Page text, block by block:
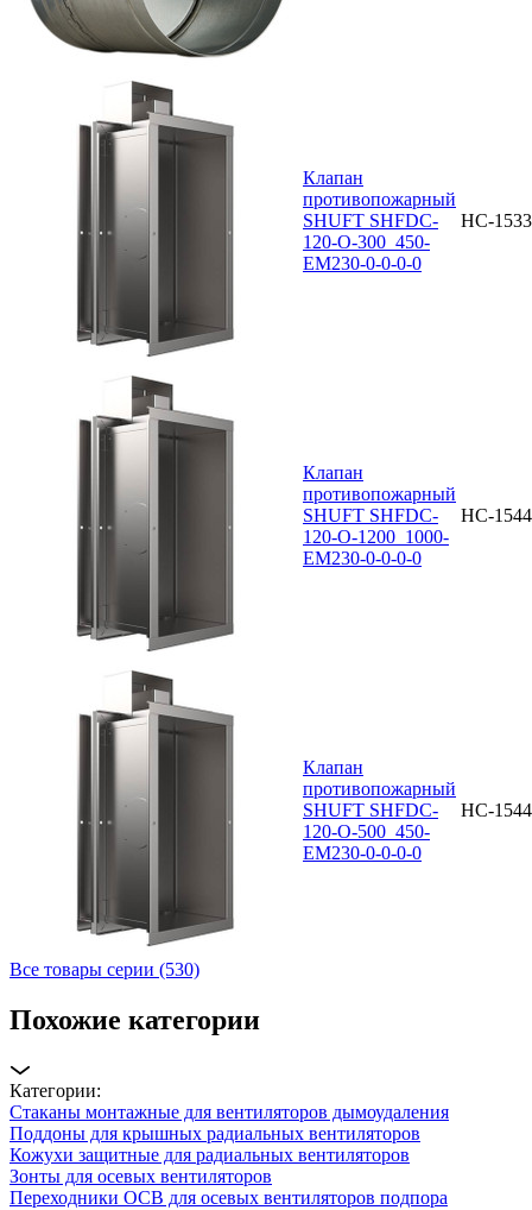
Клапан
противопожарный
SHUFT SHFDC-
120-O-300_450-
EM230-0-0-0-0
НС-
Клапан
противопожарный
SHUFT SHFDC-
120-O-1200_1000-
EM230-0-0-0-0
НС-
Клапан
противопожарный
SHUFT SHFDC-
120-O-500_450-
EM230-0-0-0-0
НС-
Все товары серии (530)
Похожие категории
Категории:
Стаканы монтажные для вентиляторов дымоудаления
Поддоны для крышных радиальных вентиляторов
Кожухи защитные для радиальных вентиляторов
Зонты для осевых вентиляторов
Переходники ОСВ для осевых вентиляторов подпора